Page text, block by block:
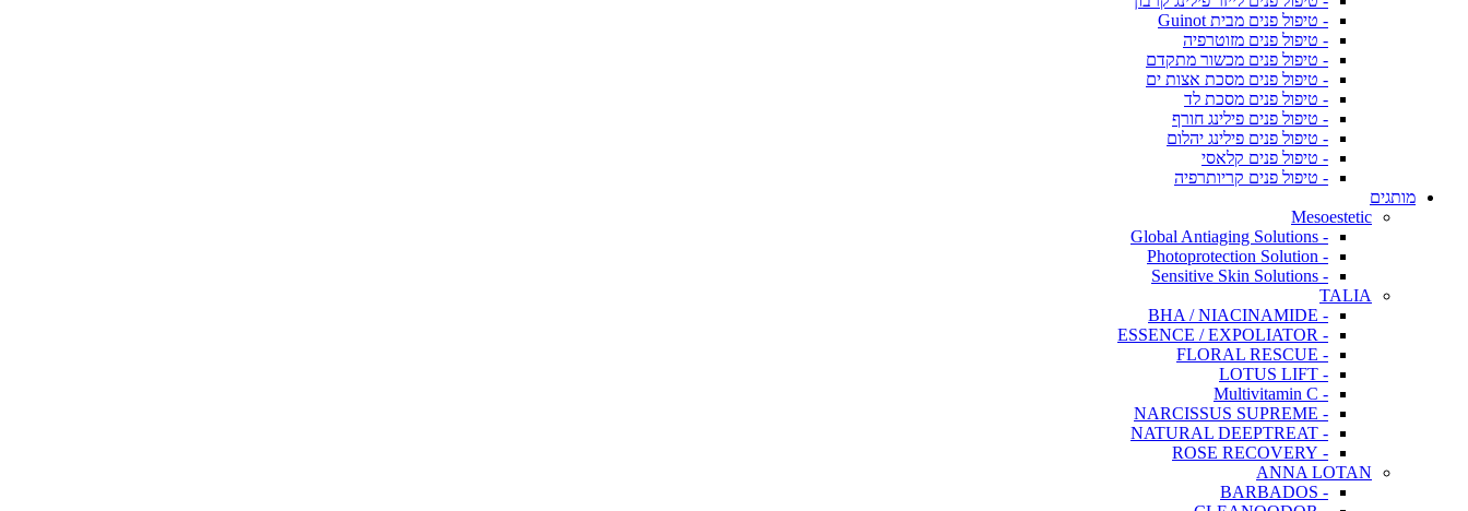
- טיפול פנים מבית Guinot
- טיפול פנים מזוטרפיה
- טיפול פנים מכשור מתקדם
- טיפול פנים מסכת אצות ים
- טיפול פנים מסכת לד
- טיפול פנים פילינג חורף
- טיפול פנים פילינג יהלום
- טיפול פנים קלאסי
- טיפול פנים קריותרפיה
מותגים
Mesoestetic
- Global Antiaging Solutions
- Photoprotection Solution
- Sensitive Skin Solutions
TALIA
- BHA / NIACINAMIDE
- ESSENCE / EXPOLIATOR
- FLORAL RESCUE
- LOTUS LIFT
- Multivitamin C
- NARCISSUS SUPREME
- NATURAL DEEPTREAT
- ROSE RECOVERY
ANNA LOTAN
- BARBADOS